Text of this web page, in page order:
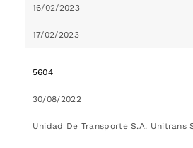
16/02/2023
17/02/2023
5604
30/08/2022
Unidad De Transporte S.A. Unitrans